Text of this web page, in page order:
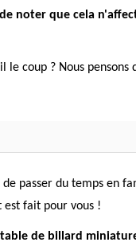
noter que cela
le coup ? Nous
passer du temps en
est fait pour vous !
de billard